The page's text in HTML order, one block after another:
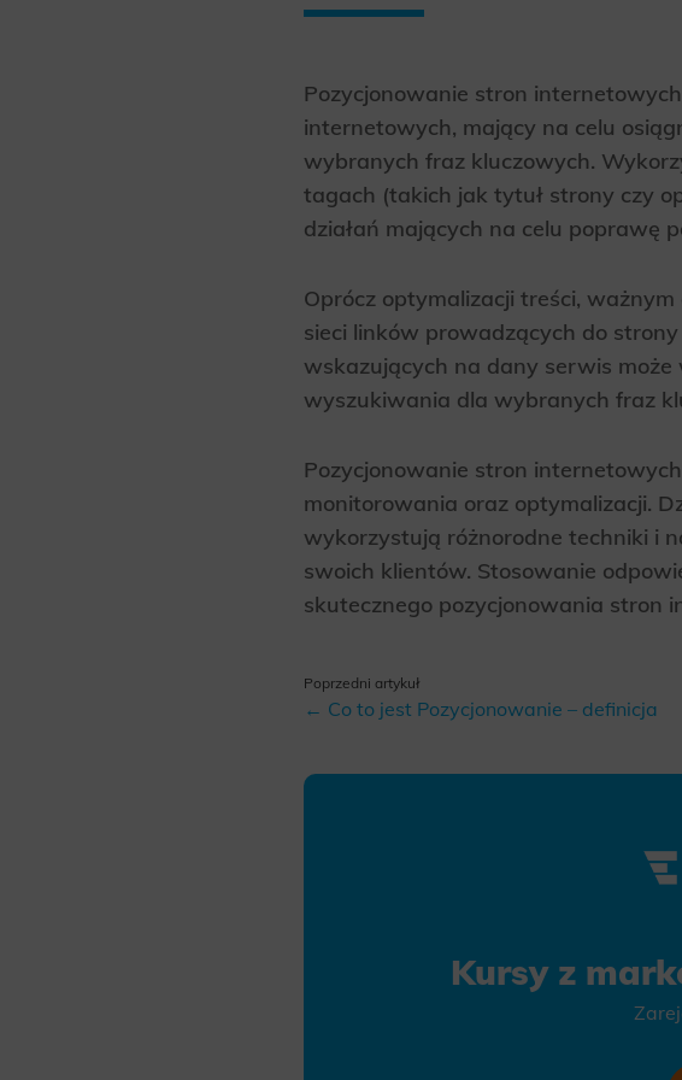
Marketing
demographic criteria. Also, third-party
providing him or her with the
Pozycjonowanie stron
internetowych, mający na celu
wybranych fraz kluczowych.
tagach (takich jak tytuł strony czy
działań mających na celu poprawę
Oprócz optymalizacji treści,
sieci linków prowadzących do
wskazujących na dany serwis
wyszukiwania dla wybranych fraz
Pozycjonowanie stron
monitorowania oraz optymalizacji.
wykorzystują różnorodne techniki i
swoich klientów. Stosowanie
skutecznego pozycjonowania stron
Poprzedni artykuł
← Co to jest Pozycjonowanie – definicja
Kursy z